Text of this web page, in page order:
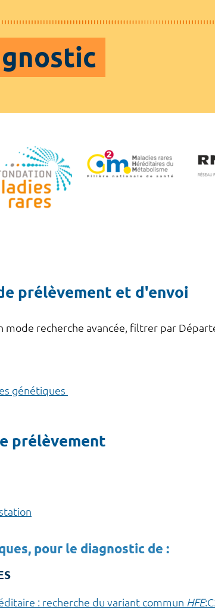
prélèvement et d'envoi
mode recherche avancée, filtrer par
génétiques
prélèvement
pour le diagnostic de :
: recherche du variant commun HFE